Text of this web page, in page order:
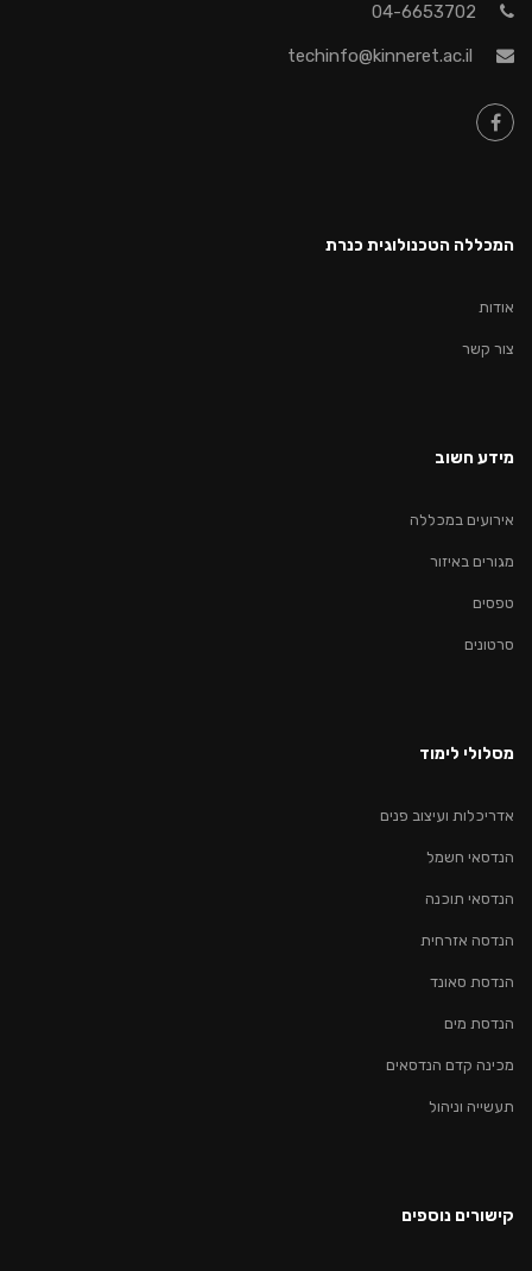
04-6653702
techinfo@kinneret.ac.il
המכללה הטכנולוגית כנרת
אודות
צור קשר
מידע חשוב
אירועים במכללה
מגורים באיזור
טפסים
סרטונים
מסלולי לימוד
אדריכלות ועיצוב פנים
הנדסאי חשמל
הנדסאי תוכנה
הנדסה אזרחית
הנדסת סאונד
הנדסת מים
מכינה קדם הנדסאים
תעשייה וניהול
קישורים נוספים